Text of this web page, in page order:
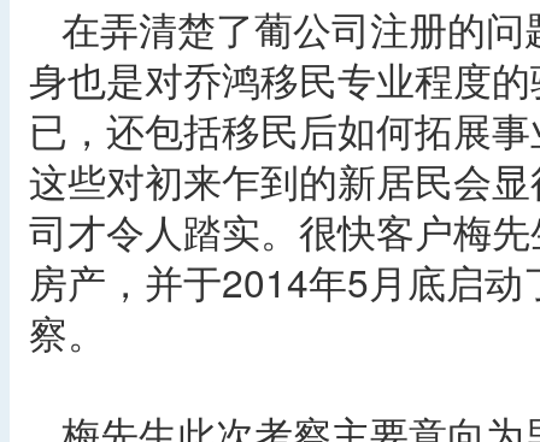
在弄清楚了葡公司注册的
身也是对乔鸿移民专业程度
已，还包括移民后如何拓展
这些对初来乍到的新居民会
司才令人踏实。很快客户梅
房产，并于2014年5月底启
察。